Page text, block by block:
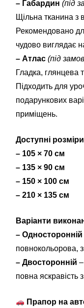
– Габардин (під
Щільна тканина з
Рекомендовано
чудово виглядає
– Атлас (під
Гладка, глянцева
Підходить для
подарункових
приміщень.
Доступні
– 105 × 70 см
– 135 × 90 см
– 150 × 100 см
– 210 × 135 см
Варіанти
– Односторонній
повнокольорова,
– Двосторонній
повна яскравість
Прапор на